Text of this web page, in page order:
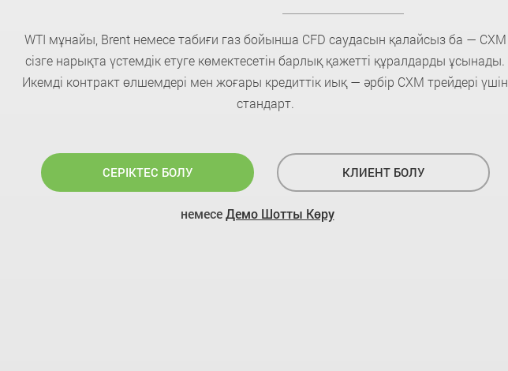
WTI мұнайы, Brent немесе табиғи газ бойынша CFD саудасын қалайсыз ба — CXM
сізге нарықта үстемдік етуге көмектесетін барлық қажетті құралдарды ұсынады.
Икемді контракт өлшемдері мен жоғары кредиттік иық — әрбір CXM трейдері үшін
стандарт.
СЕРІКТЕС БОЛУ КЛИЕНТ БОЛУ
немесеДемо Шотты Көру